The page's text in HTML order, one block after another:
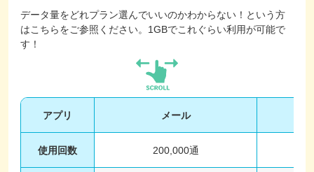
データ量をどれプラン選んでいいのかわからない！という方
はこちらをご参照ください。1GBでこれぐらい利用が可能で
す！
アプリ メール
使用回数 200,000通